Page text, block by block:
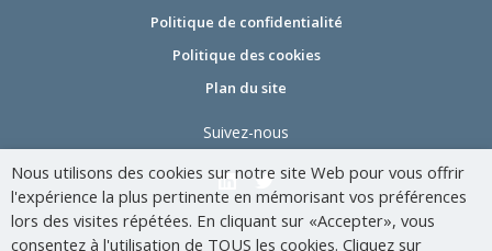
Politique de confidentialité
Politique des cookies
Plan du site
Suivez-nous
Nous utilisons des cookies sur notre site Web pour vous offrir
l'expérience la plus pertinente en mémorisant vos préférences
lors des visites répétées. En cliquant sur «Accepter», vous
consentez à l'utilisation de TOUS les cookies. Cliquez sur